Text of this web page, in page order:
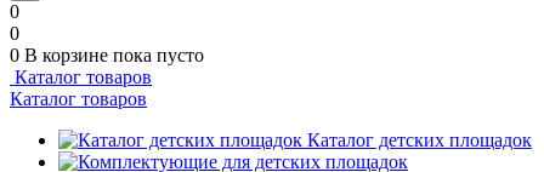
0
0
0 В корзине пока пусто
Каталог товаров
Каталог товаров
Каталог детских площадок